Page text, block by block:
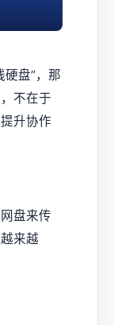
硬盘”，那
不在于
升协作
盘来传
来越